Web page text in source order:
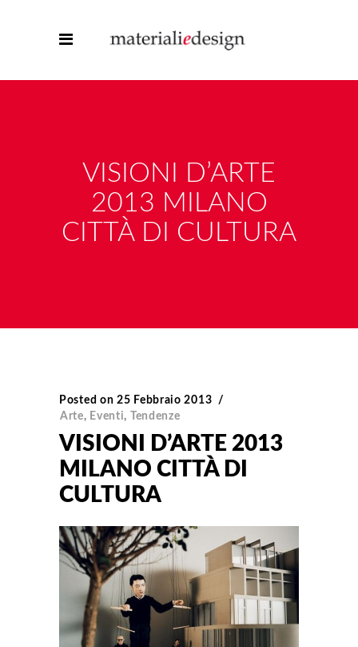
VISIONI D’ARTE
2013 MILANO
CITTÀ DI CULTURA
Posted on 25 Febbraio 2013
Arte, Eventi, Tendenze
VISIONI D’ARTE 2013
MILANO CITTÀ DI
CULTURA